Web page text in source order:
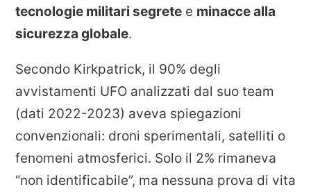
tecnologie militari segrete e minacce alla
sicurezza globale.
Secondo Kirkpatrick, il 90% degli
avvistamenti UFO analizzati dal suo team
(dati 2022-2023) aveva spiegazioni
convenzionali: droni sperimentali, satelliti o
fenomeni atmosferici. Solo il 2% rimaneva
“non identificabile”, ma nessuna prova di vita